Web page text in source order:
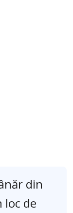
din
loc de